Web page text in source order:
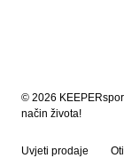
© 2026
način života!
Uvjeti prodaje